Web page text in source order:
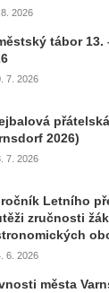
2026
tábor 13.
7. 2026
2026)
7. 2026
ročník Letního
zručnosti
6. 2026
města